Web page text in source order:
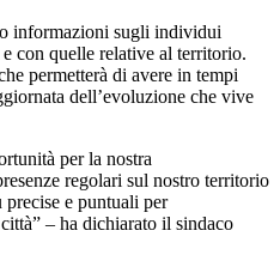
informazioni sugli individui
con quelle relative al territorio.
permetterà di avere in tempi
dell’evoluzione che vive
per la nostra
regolari sul nostro territorio
e puntuali per
– ha dichiarato il sindaco